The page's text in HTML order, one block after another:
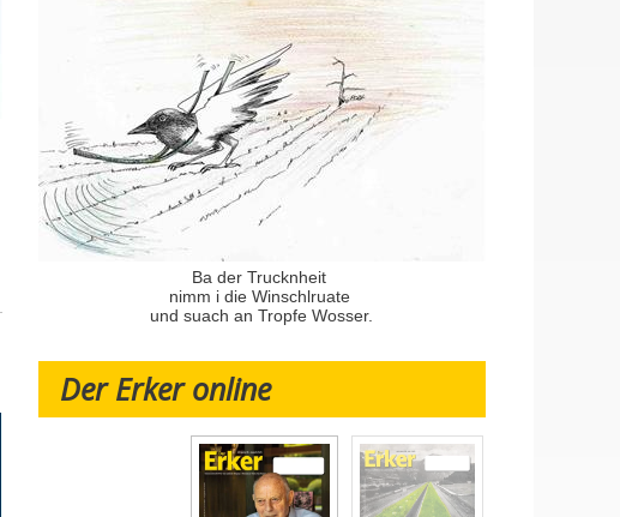
Ba der Trucknheit
nimm i die Winschlruate
und suach an Tropfe Wosser.
Der Erker online